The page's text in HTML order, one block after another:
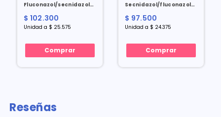
Fluconazol/secnidazol
$ 102.300
Unidad a $ 25.575
Comprar
Secnidazol/fluconazol
$ 97.500
Unidad a $ 24.375
Comprar
Reseñas